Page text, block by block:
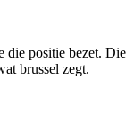
die positie bezet. Die
brussel zegt.